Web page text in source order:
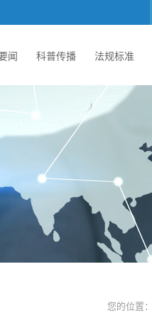
闻 科普传播 法规标准
您的位置：